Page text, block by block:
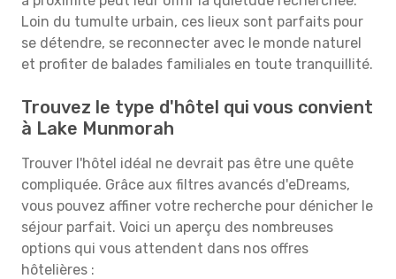
Loin du tumulte urbain, ces lieux sont parfaits pour
se détendre, se reconnecter avec le monde naturel
et profiter de balades familiales en toute tranquillité.
Trouvez le type d'hôtel qui vous convient
à Lake Munmorah
Trouver l'hôtel idéal ne devrait pas être une quête
compliquée. Grâce aux filtres avancés d'eDreams,
vous pouvez affiner votre recherche pour dénicher le
séjour parfait. Voici un aperçu des nombreuses
options qui vous attendent dans nos offres
hôtelières :